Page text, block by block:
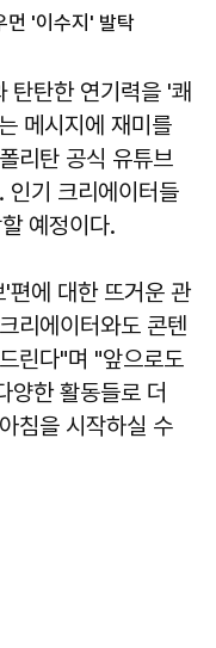
먼 '이수지' 발탁
탄탄한 연기력을 '쾌
메시지에 재미를
리탄 공식 유튜브
기 크리에이터들
예정이다.
편에 대한 뜨거운 관
리에이터와도 콘텐
린다"며 "앞으로도
양한 활동들로 더
침을 시작하실 수